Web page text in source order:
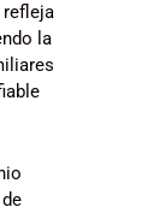
refleja
la